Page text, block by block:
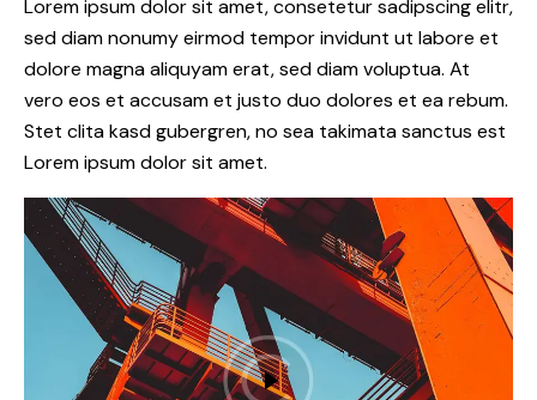
Lorem ipsum dolor sit amet, consetetur sadipscing elitr,
sed diam nonumy eirmod tempor invidunt ut labore et
dolore magna aliquyam erat, sed diam voluptua. At
vero eos et accusam et justo duo dolores et ea rebum.
Stet clita kasd gubergren, no sea takimata sanctus est
Lorem ipsum dolor sit amet.